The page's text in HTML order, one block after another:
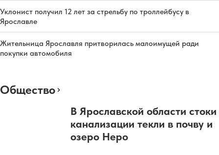
Уклонист получил 12 лет за стрельбу по троллейбусу в
Ярославле
Жительница Ярославля притворилась малоимущей ради
покупки автомобиля
Общество
В Ярославской области стоки
канализации текли в почву и
озеро Неро